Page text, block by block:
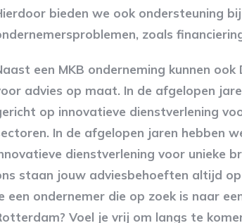
bieden we ook ondersteuning
zoals
een MKB onderneming kunnen ook
advies op maat. In de afgelopen
op innovatieve dienstverlening
In de afgelopen jaren hebben
dienstverlening voor unieke
staan jouw adviesbehoeften altijd
een ondernemer die op zoek is naar
Voel je vrij om langs te